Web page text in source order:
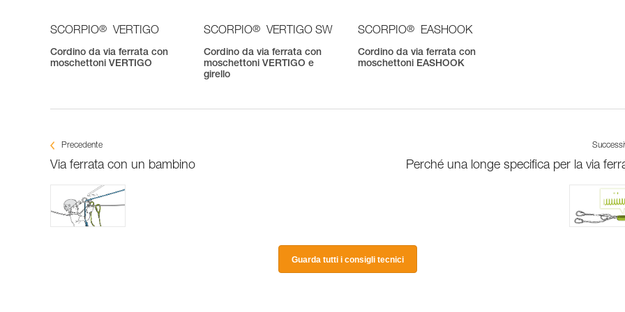
SCORPIO® VERTIGO
Cordino da via ferrata con
moschettoni VERTIGO
SCORPIO® VERTIGO SW
Cordino da via ferrata con
moschettoni VERTIGO e
girello
SCORPIO® EASHOOK
Cordino da via ferrata con
moschettoni EASHOOK
Precedente
Via ferrata con un bambino Perché una longe specifica per la via
Guarda tutti i consigli tecnici